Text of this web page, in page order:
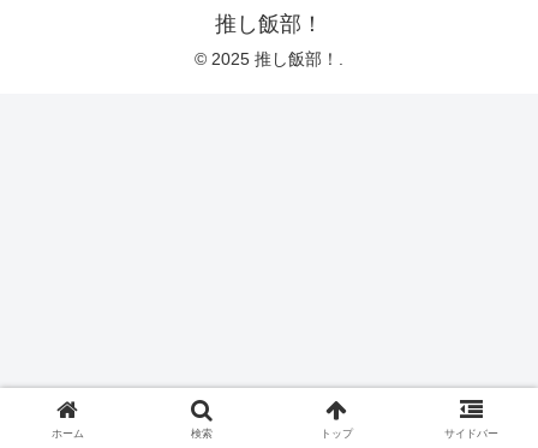
推し飯部！
© 2025 推し飯部！.
ホーム 検索 トップ サイドバー